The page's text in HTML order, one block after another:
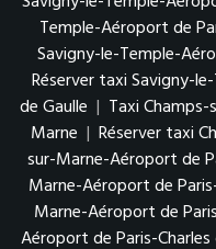
Temple-Aéroport de
Savigny-le-Temple-
Réserver taxi Savigny-
de Gaulle | Taxi
Marne | Réserver taxi
sur-Marne-Aéroport de
Marne-Aéroport de
Marne-Aéroport de
Aéroport de Paris-Charles